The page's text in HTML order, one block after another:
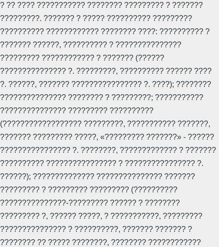
? ?? ???? ??????????? ???????? ????????? ? ???????
?????????. ??????? ? ????? ?????????? ?????????
?????????? ???????????? ???????? ????: ?????????? ?
??????? ??????, ?????????? ? ???????????????
????????? ???????????? ? ??????? (??????
??????????????? ?. ?????????, ?????????? ?????? ????
?. ??????, ??????? ???????????????? ?. ????); ????????
??????????????? ???????? ? ?????????; ???????????
??????????????? ????????? ??????????
(?????????????????? ?????????, ??????????? ???????,
??????? ????????? ?????, «????????? ???????» - ??????
???????????????? ?. ????????, ????????????? ? ???????
?????????? ???????????????? ? ???????????????? ?.
??????); ?????????????? ??????????????? ???????
????????? ? ????????? ????????? (??????????
???????????????-????????? ?????? ? ????????
????????? ?, ?????? ?????, ? ???????????, ?????????
??????????????? ? ??????????, ??????? ??????? ?
???????? ?? ????? ????????, ???????? ????????????